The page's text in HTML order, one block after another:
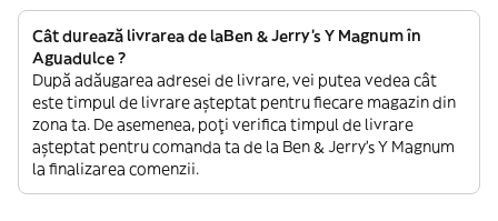
Cât durează livrarea de laBen & Jerry's Y Magnum în
Aguadulce ?
După adăugarea adresei de livrare, vei putea vedea cât
este timpul de livrare așteptat pentru fiecare magazin din
zona ta. De asemenea, poți verifica timpul de livrare
așteptat pentru comanda ta de la Ben & Jerry's Y Magnum
la finalizarea comenzii.